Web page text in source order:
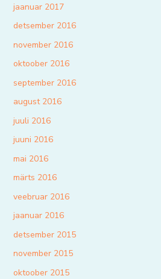
jaanuar 2017
detsember 2016
november 2016
oktoober 2016
september 2016
august 2016
juuli 2016
juuni 2016
mai 2016
märts 2016
veebruar 2016
jaanuar 2016
detsember 2015
november 2015
oktoober 2015